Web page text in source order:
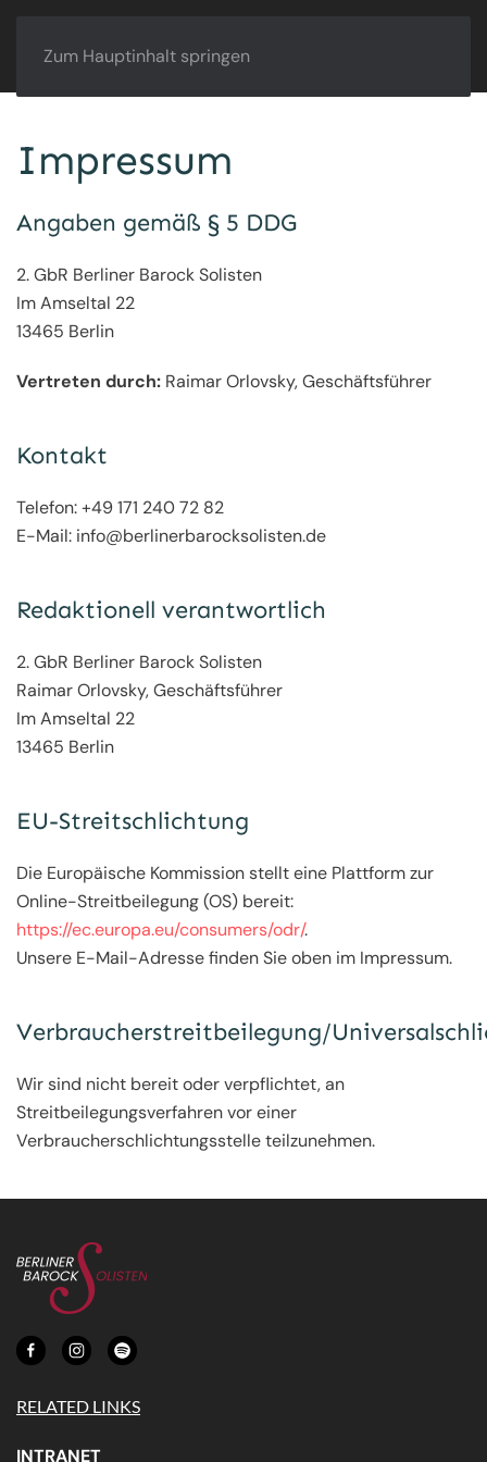
Zum Hauptinhalt springen
Impressum
Angaben gemäß § 5 DDG
2. GbR Berliner Barock Solisten
Im Amseltal 22
13465 Berlin
Vertreten durch: Raimar Orlovsky, Geschäftsführer
Kontakt
Telefon: +49 171 240 72 82
E-Mail: info@berlinerbarocksolisten.de
Redaktionell verantwortlich
2. GbR Berliner Barock Solisten
Raimar Orlovsky, Geschäftsführer
Im Amseltal 22
13465 Berlin
EU-Streitschlichtung
Die Europäische Kommission stellt eine Plattform zur
Online-Streitbeilegung (OS) bereit:
https://ec.europa.eu/consumers/odr/.
Unsere E-Mail-Adresse finden Sie oben im Impressum.
Verbraucherstreitbeilegung/
Wir sind nicht bereit oder verpflichtet, an
Streitbeilegungsverfahren vor einer
Verbraucherschlichtungsstelle teilzunehmen.
RELATED LINKS
INTRANET